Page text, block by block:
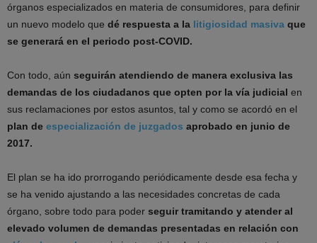
órganos especializados en materia de consumidores, para definir
un nuevo modelo que dé respuesta a la litigiosidad masiva que
se generará en el periodo post-COVID.
Con todo, aún seguirán atendiendo de manera exclusiva las
demandas de los ciudadanos que opten por la vía judicial en
sus reclamaciones por estos asuntos, tal y como se acordó en el
plan de especialización de juzgados aprobado en junio de
2017.
El plan se ha ido prorrogando periódicamente desde esa fecha y
se ha venido ajustando a las necesidades concretas de cada
órgano, sobre todo para poder seguir tramitando y atender al
elevado volumen de demandas presentadas en relación con